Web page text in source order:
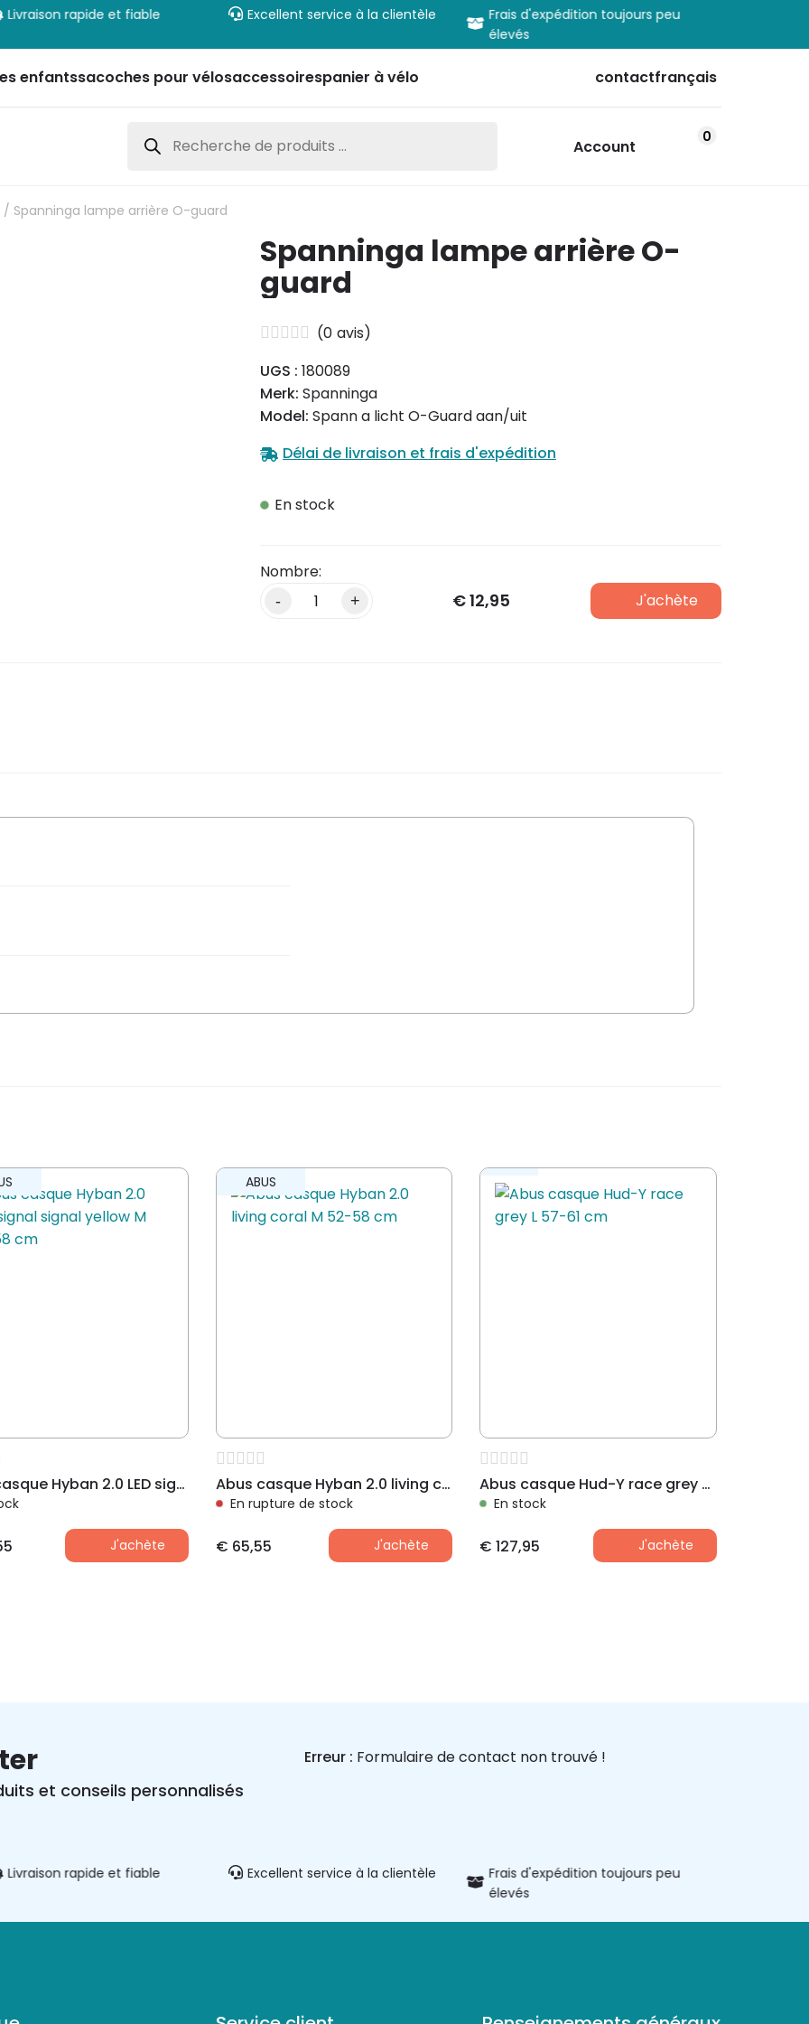
Livraison rapide et fiable Excellent service à la clientèle
Frais d'expédition toujours peu
élevés
enfantssacoches pour vélosaccessoirespanier à vélo contactfrançais
produits Account 0
/ Spanninga lampe arrière O-guard
Spanninga lampe arrière O-
guard
(0 avis)
UGS : 180089
Merk: Spanninga
Model: Spann a licht O-Guard aan/uit
Délai de livraison et frais d'expédition
En stock
- + €12,95 J'achète
un avis.
Abus casque Hyban 2.0 LED signal signal yellow M 52-58 cm
J'achète
ABUS
Abus casque Hyban 2.0 living coral M 52-58 cm
En rupture de stock
€ 65,55 J'achète
Abus casque Hud-Y race grey L 57-61 cm
En stock
€ 127,95 J'achète
et conseils personnalisés
Erreur : Formulaire de contact non trouvé !
Livraison rapide et fiable Excellent service à la clientèle
Frais d'expédition toujours peu
élevés